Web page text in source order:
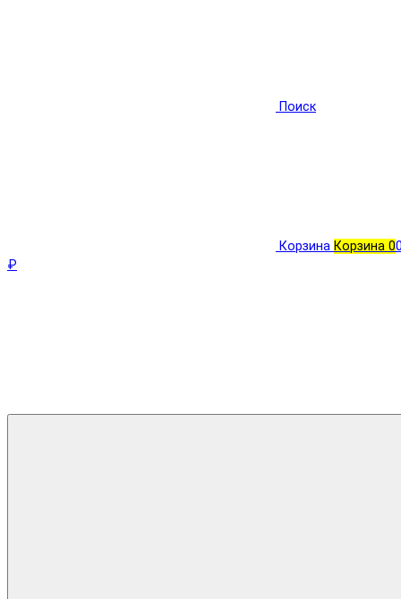
Поиск
Корзина Корзина 0
₽